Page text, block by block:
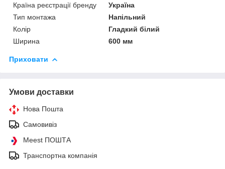
Країна реєстрації бренду
Україна
Тип монтажа
Напільний
Колір
Гладкий білий
Ширина
600 мм
Приховати
Умови доставки
Нова Пошта
Самовивіз
Meest ПОШТА
Транспортна компанія